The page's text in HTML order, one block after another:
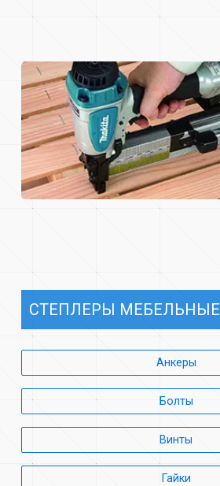
СТЕПЛЕРЫ МЕБЕЛЬНЫЕ
Анкеры
Болты
Винты
Гайки